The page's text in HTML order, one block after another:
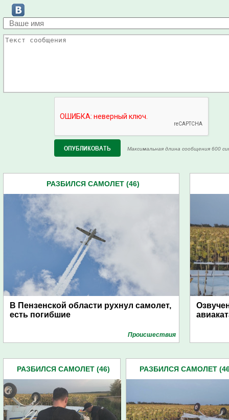
Максимальная длина сообщения 600
РАЗБИЛСЯ САМОЛЕТ (46)
В Пензенской области рухнул самолет,
есть погибшие
Проиcшествия
РАЗБИЛСЯ САМОЛЕТ (46) РАЗБИЛСЯ САМОЛЕТ